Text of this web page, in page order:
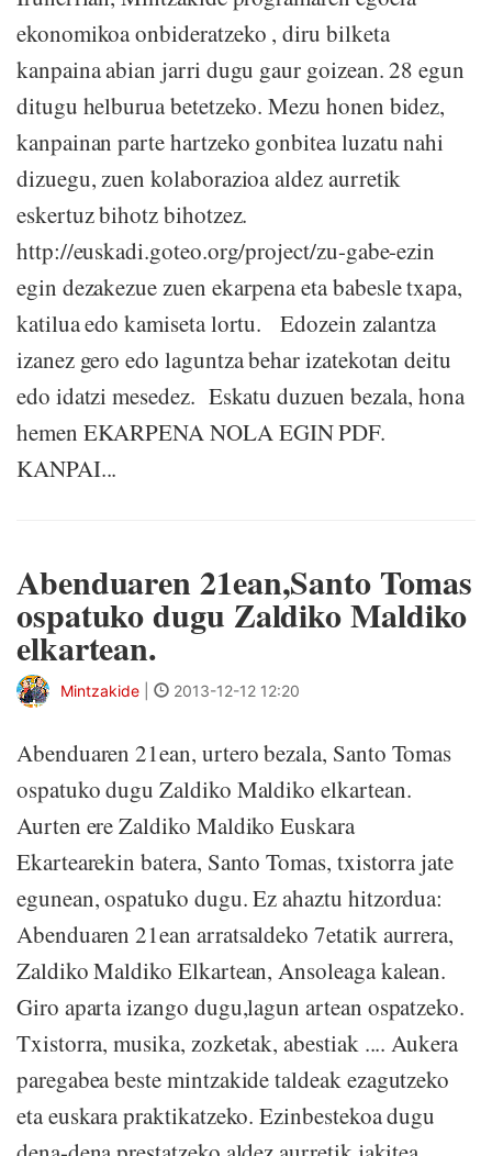
ekonomikoa onbideratzeko , diru bilketa
kanpaina abian jarri dugu gaur goizean. 28 egun
ditugu helburua betetzeko. Mezu honen bidez,
kanpainan parte hartzeko gonbitea luzatu nahi
dizuegu, zuen kolaborazioa aldez aurretik
eskertuz bihotz bihotzez.
http://euskadi.goteo.org/project/zu-gabe-ezin
egin dezakezue zuen ekarpena eta babesle txapa,
katilua edo kamiseta lortu. Edozein zalantza
izanez gero edo laguntza behar izatekotan deitu
edo idatzi mesedez. Eskatu duzuen bezala, hona
hemen EKARPENA NOLA EGIN PDF.
KANPAI...
Abenduaren 21ean,Santo Tomas
ospatuko dugu Zaldiko Maldiko
elkartean.
Mintzakide 2013-12-12 12:20
Abenduaren 21ean, urtero bezala, Santo Tomas
ospatuko dugu Zaldiko Maldiko elkartean.
Aurten ere Zaldiko Maldiko Euskara
Ekartearekin batera, Santo Tomas, txistorra jate
egunean, ospatuko dugu. Ez ahaztu hitzordua:
Abenduaren 21ean arratsaldeko 7etatik aurrera,
Zaldiko Maldiko Elkartean, Ansoleaga kalean.
Giro aparta izango dugu,lagun artean ospatzeko.
Txistorra, musika, zozketak, abestiak .... Aukera
paregabea beste mintzakide taldeak ezagutzeko
eta euskara praktikatzeko. Ezinbestekoa dugu